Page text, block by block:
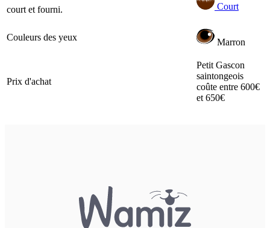
court et fourni. Court
Couleurs des yeux Marron
Prix d'achat
Petit Gascon
saintongeois
coûte entre 600€
et 650€